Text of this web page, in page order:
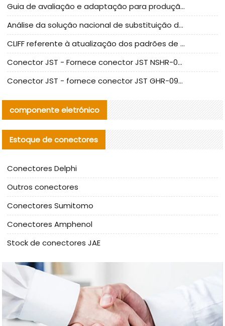
Guia de avaliação e adaptação para produção em massa de componentes de cabos nacionais CNC Tech
Análise da solução nacional de substituição da linha de alta frequência I-PEX
CLIFF referente à atualização dos padrões de teste de conectores nacionais
Conector JST - Fornece conector JST NSHR-02V-S original | substituto
Conector JST - fornece conector JST GHR-09V-S autêntico | substituto
componente eletrónico
Estoque de conectores
Conectores Delphi
Outros conectores
Conectores Sumitomo
Conectores Amphenol
Stock de conectores JAE